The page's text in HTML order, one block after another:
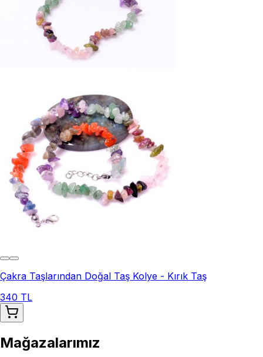
Çakra Taşlarından Doğal Taş Kolye - Kırık Taş
340 TL
Mağazalarımız